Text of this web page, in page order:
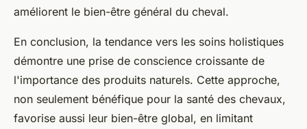
améliorent le bien-être général du cheval.
En conclusion, la tendance vers les soins holistiques
démontre une prise de conscience croissante de
l'importance des produits naturels. Cette approche,
non seulement bénéfique pour la santé des chevaux,
favorise aussi leur bien-être global, en limitant